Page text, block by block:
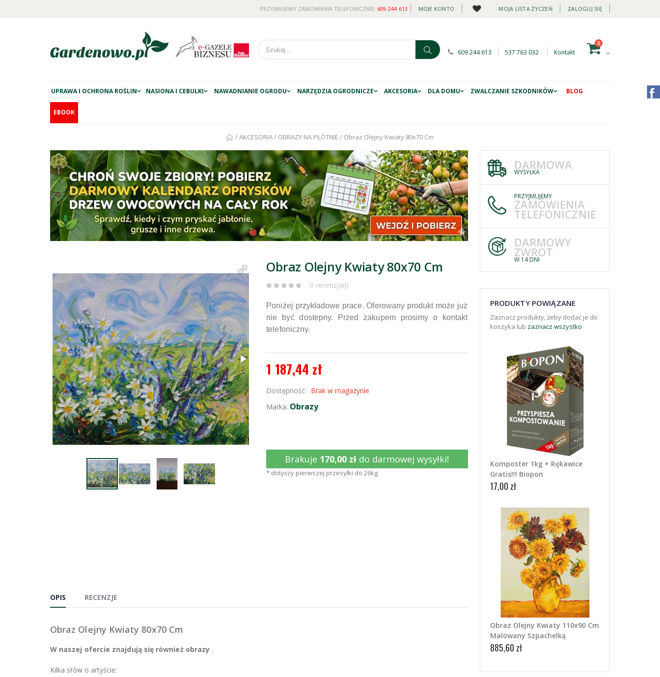
MOJE KONTO MOJA LISTA ŻYCZEŃ ZALOGUJ SIĘ
PRZYJMUJEMY ZAMÓWIENIA TELEFONICZNIE: 609 244 613
609 244 613 537 763 032 Kontakt
0
UPRAWA I OCHRONA ROŚLIN NASIONA I CEBULKI NAWADNIANIE OGRODU NARZĘDZIA OGRODNICZE AKCESORIA DLA DOMU ZWALCZANIE SZKODNIKÓW BLOG
EBOOK
/AKCESORIA/ OBRAZY NA PŁÓTNIE / Obraz Olejny Kwiaty 80x70 Cm
Obraz Olejny Kwiaty 80x70 Cm
0 recenzja(i)
Poniżej przykładowe prace. Oferowany produkt może już
nie być dostepny. Przed zakupem prosimy o kontakt
telefoniczny.
1 187,44 zł
Dostępność: Brak w magazynie
Marka: Obrazy
Brakuje 170,00 zł do darmowej wysyłki!
* dotyczy pierwszej przesyłki do 26kg
OPIS RECENZJE
Obraz Olejny Kwiaty 80x70 Cm
W naszej ofercie znajdują się również obrazy .
Kilka słów o artyście:
DARMOWA
WYSYŁKA
PRZYJMUJEMY
ZAMÓWIENIA
TELEFONICZNIE
DARMOWY
ZWROT
W 14 DNI
PRODUKTY POWIĄZANE
Zaznacz produkty, żeby dodać je do
koszyka lub zaznacz wszystko
Komposter 1kg + Rękawice
Gratis!!! Biopon
17,00 zł
Obraz Olejny Kwiaty 110x90 Cm
Malowany Szpachelką
885,60 zł